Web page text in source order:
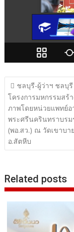
แนะแนว
เรื่อง
ชลบุรี-ผู้ว่าฯ ชลบุรี
โครงการมหกรรมสร้
ภาพโดยหน่วยแพทย์อ
พระศรีนครินทราบร
(พอ.สว.) ณ วัดเขาบา
อ.สัตหีบ
Related posts